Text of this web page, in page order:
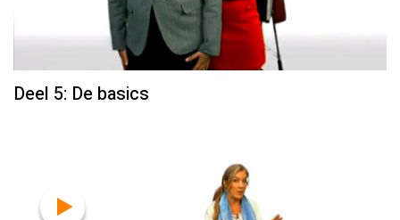
Deel 5: De basics